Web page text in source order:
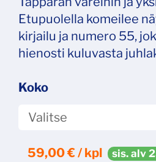
Etupuolella komeilee
kirjailu ja numero 55,
hienosti kuluvasta
Koko
59,00€ / kpl sis. alv